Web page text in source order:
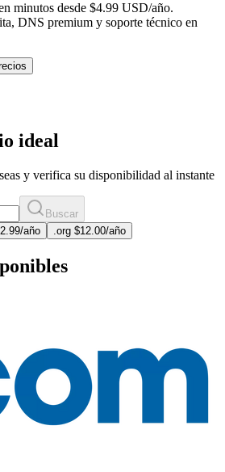
minutos desde $4.99 USD/año.
DNS premium y soporte técnico en
ideal
y verifica su disponibilidad al instante
Buscar
/año .org $12.00/año